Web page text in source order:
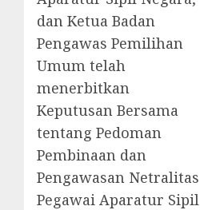
dan Ketua Badan
Pengawas Pemilihan
Umum telah
menerbitkan
Keputusan Bersama
tentang Pedoman
Pembinaan dan
Pengawasan Netralitas
Pegawai Aparatur Sipil